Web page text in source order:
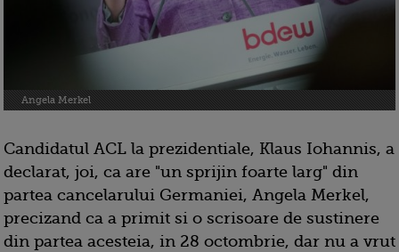
Angela Merkel
Candidatul ACL la prezidentiale, Klaus Iohannis, a
declarat, joi, ca are "un sprijin foarte larg" din
partea cancelarului Germaniei, Angela Merkel,
precizand ca a primit si o scrisoare de sustinere
din partea acesteia, in 28 octombrie, dar nu a vrut